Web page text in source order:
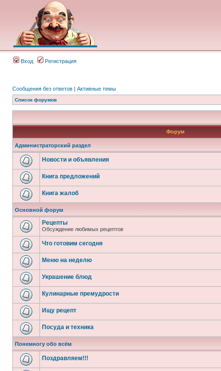
Вход Регистрация
Сообщения без ответов | Активные темы
Список форумов
Форум
Администраторский раздел
Новости и объявления
Книга предложений
Книга жалоб
Основной форум
Рецепты
Обсуждение любимых рецептов
Что готовим сегодня
Меню на неделю
Украшение блюд
Кулинарные премудрости
Ищу рецепт
Посуда и техника
Понемногу обо всём
Поздравляем!!!